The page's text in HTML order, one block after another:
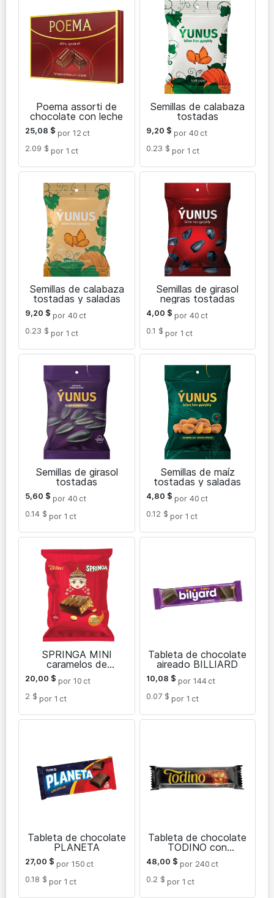
Poema assorti de
chocolate con leche
25,08 $ por 12 ct
2.09 $ por 1 ct
Semillas de calabaza
tostadas
9,20 $ por 40 ct
0.23 $ por 1 ct
Semillas de calabaza
tostadas y saladas
9,20 $ por 40 ct
0.23 $ por 1 ct
Semillas de girasol
negras tostadas
4,00 $ por 40 ct
0.1 $ por 1 ct
Semillas de girasol
tostadas
5,60 $ por 40 ct
0.14 $ por 1 ct
Semillas de maíz
tostadas y saladas
4,80 $ por 40 ct
0.12 $ por 1 ct
SPRINGA MINI
caramelos de
chocolate con
cacahuetes y
caramelo
20,00 $ por 10 ct
2 $ por 1 ct
Tableta de chocolate
aireado BILLIARD
10,08 $ por 144 ct
0.07 $ por 1 ct
Tableta de chocolate
PLANETA
27,00 $ por 150 ct
0.18 $ por 1 ct
Tableta de chocolate
TODINO con
huzelnuts
48,00 $ por 240 ct
0.2 $ por 1 ct